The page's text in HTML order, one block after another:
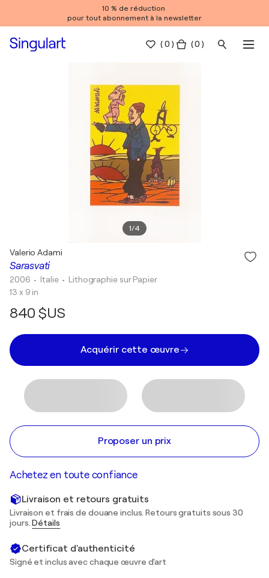
10 % de réduction
pour tout abonnement à la newsletter
(0 ) ( 0 )
1/4
Sarasvati
Valerio Adami
2006 • Italie • Lithographie sur Papier
13 x 9 in
840 $US
Acquérir cette œuvre
Proposer un prix
Achetez en toute confiance
Livraison et retours gratuits
Livraison et frais de douane inclus. Retours gratuits sous 30
jours.Détails
Certificat d'authenticité
Signé et inclus avec chaque œuvre d'art